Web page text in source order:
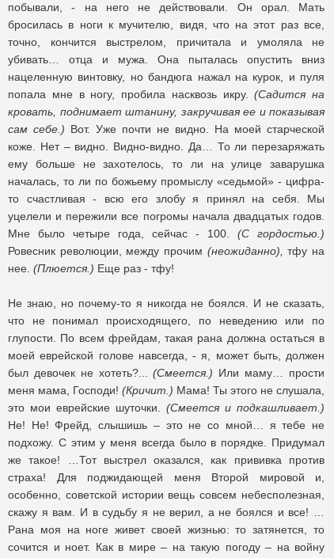
побывали, - на него не действовали. Он орал. Мать
бросилась в ноги к мучителю, видя, что на этот раз все,
точно, кончится выстрелом, причитала и умоляла не
убивать… отца и мужа. Она пыталась опустить вниз
нацеленную винтовку, но бандюга нажал на курок, и пуля
попала мне в ногу, пробила насквозь икру.(Садится на
кровать, поднимает штанину, закручивая ее и показывая
сам себе.) Вот. Уже почти не видно. На моей старческой
коже. Нет – видно. Видно-видно. Да… То ли перезаряжать
ему больше не захотелось, то ли на улице заварушка
началась, то ли по божьему промыслу «седьмой» - цифра-
то счастливая - всю его злобу я принял на себя. Мы
уцелели и пережили все погромы начала двадцатых годов.
Мне было четыре года, сейчас - 100. (С гордостью.)
Ровесник революции, между прочим (неожиданно),тфу на
нее. (Плюется.) Еще раз - тфу!
Не знаю, но почему-то я никогда не боялся. И не сказать,
что не понимал происходящего, по неведению или по
глупости. По всем фрейдам, такая рана должна остаться в
моей еврейской голове навсегда, - я, может быть, должен
был девочек не хотеть?...(Смеется.) Или маму… прости
меня мама, Господи! (Кричит.) Мама! Ты этого не слушала,
это мои еврейские шуточки. (Смеется и подкашливает.)
Не! Не! Фрейд, слышишь – это не со мной… я тебе не
подхожу. С этим у меня всегда было в порядке. Придумал
же такое! …Тот выстрел оказался, как прививка против
страха! Для поджидающей меня Второй мировой и,
особенно, советской истории вещь совсем небесполезная,
скажу я вам. И в судьбу я не верил, а не боялся и все! …
Рана моя на ноге живет своей жизнью: то затянется, то
сочится и ноет. Как в мире – на такую погоду – на войну